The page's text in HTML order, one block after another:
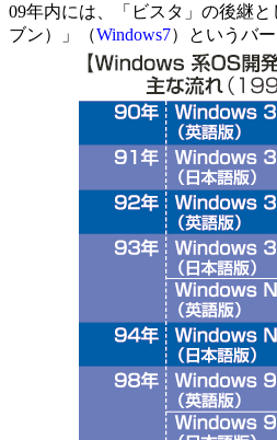
09年内には、「ビスタ」の後継と
ブン）」（Windows7）というバ